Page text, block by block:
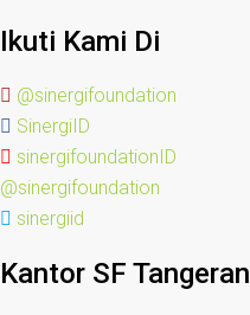
Ikuti Kami Di
@sinergifoundation
SinergiID
sinergifoundationID
@sinergifoundation
sinergiid
Kantor SF